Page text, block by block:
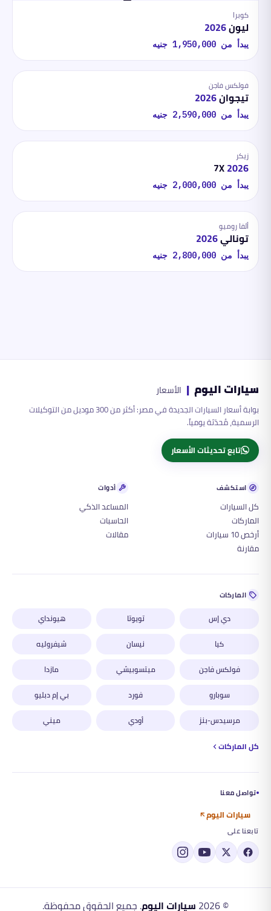
كوبرا
ليون2026
يبدأ من 1,950,000 جنيه
فولكس فاجن
تيجوان2026
يبدأ من 2,590,000 جنيه
زيكر
7X2026
يبدأ من 2,000,000 جنيه
ألفا روميو
تونالي2026
يبدأ من 2,800,000 جنيه
سيارات اليوم | الأسعار
بوابة أسعار السيارات الجديدة في مصر: أكثر من 300 موديل من التوكيلات
الرسمية، مُحدّثة يومياً.
تابع تحديثات الأسعار
استكشف
كل السيارات
الماركات
أرخص 10 سيارات
مقارنة
أدوات
المساعد الذكي
الحاسبات
مقالات
الماركات
دي إس تويوتا
هيونداي
كيا
نيسان
شيفروليه
فولكس فاجن
ميتسوبيشي
مازدا
سوبارو
فورد
بي إم دبليو
مرسيدس-بنز
أودي
ميني
كل الماركات
تواصل معنا
سيارات اليوم
تابعنا على
©
2026 سيارات اليوم. جميع الحقوق محفوظة.